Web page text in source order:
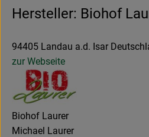
Hersteller: Biohof
94405 Landau a.d. Isar
zur Webseite
Biohof Laurer
Michael Laurer